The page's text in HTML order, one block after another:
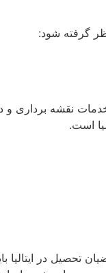
گرفته شود:
است.
در ایتالیا